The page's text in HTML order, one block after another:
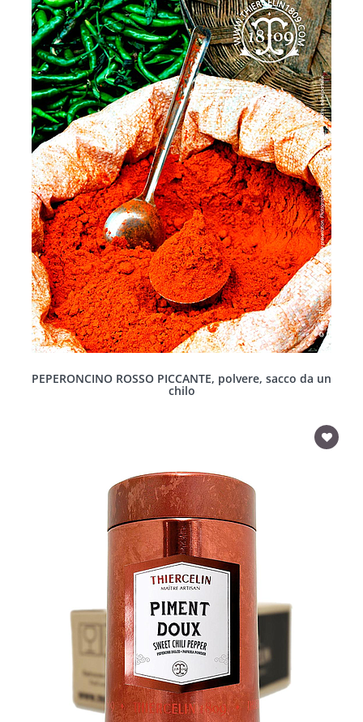
PEPERONCINO ROSSO PICCANTE, polvere, sacco da un
chilo